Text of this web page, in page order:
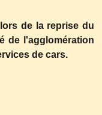
de la reprise du
de l'agglomération
de cars.